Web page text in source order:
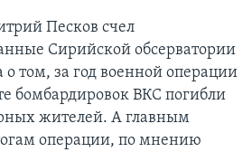
Песков счел
Сирийской обсерватории
о том, за год военной операции
бомбардировок ВКС погибли
жителей. А главным
операции, по мнению